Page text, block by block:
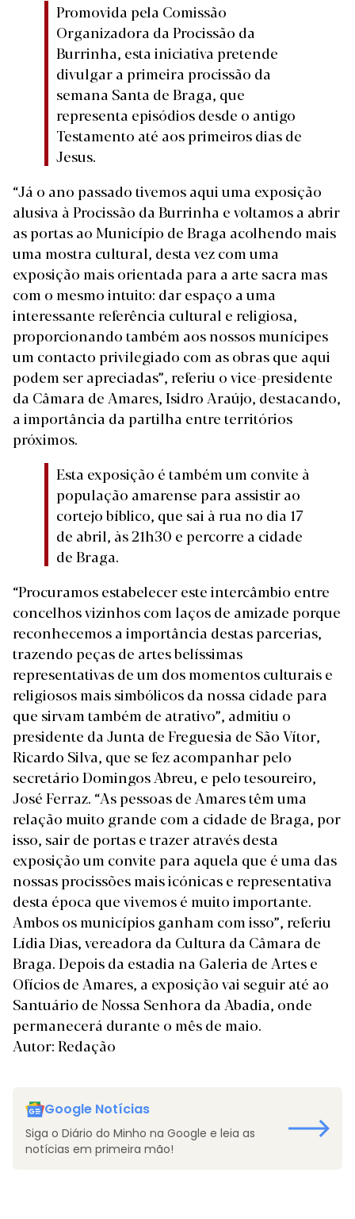
Promovida pela Comissão
Organizadora da Procissão da
Burrinha, esta iniciativa pretende
divulgar a primeira procissão da
semana Santa de Braga, que
representa episódios desde o antigo
Testamento até aos primeiros dias de
Jesus.
“Já o ano passado tivemos aqui uma exposição
alusiva à Procissão da Burrinha e voltamos a abrir
as portas ao Município de Braga acolhendo mais
uma mostra cultural, desta vez com uma
exposição mais orientada para a arte sacra mas
com o mesmo intuito: dar espaço a uma
interessante referência cultural e religiosa,
proporcionando também aos nossos munícipes
um contacto privilegiado com as obras que aqui
podem ser apreciadas”, referiu o vice-presidente
da Câmara de Amares, Isidro Araújo, destacando,
a importância da partilha entre territórios
próximos.
Esta exposição é também um convite à
população amarense para assistir ao
cortejo bíblico, que sai à rua no dia 17
de abril, às 21h30 e percorre a cidade
de Braga.
“Procuramos estabelecer este intercâmbio entre
concelhos vizinhos com laços de amizade porque
reconhecemos a importância destas parcerias,
trazendo peças de artes belíssimas
representativas de um dos momentos culturais e
religiosos mais simbólicos da nossa cidade para
que sirvam também de atrativo”, admitiu o
presidente da Junta de Freguesia de São Vítor,
Ricardo Silva, que se fez acompanhar pelo
secretário Domingos Abreu, e pelo tesoureiro,
José Ferraz. “As pessoas de Amares têm uma
relação muito grande com a cidade de Braga, por
isso, sair de portas e trazer através desta
exposição um convite para aquela que é uma das
nossas procissões mais icónicas e representativa
desta época que vivemos é muito importante.
Ambos os municípios ganham com isso”, referiu
Lídia Dias, vereadora da Cultura da Câmara de
Braga. Depois da estadia na Galeria de Artes e
Ofícios de Amares, a exposição vai seguir até ao
Santuário de Nossa Senhora da Abadia, onde
permanecerá durante o mês de maio.
Autor: Redação
Google Notícias
Siga o Diário do Minho na Google e leia as
notícias em primeira mão!